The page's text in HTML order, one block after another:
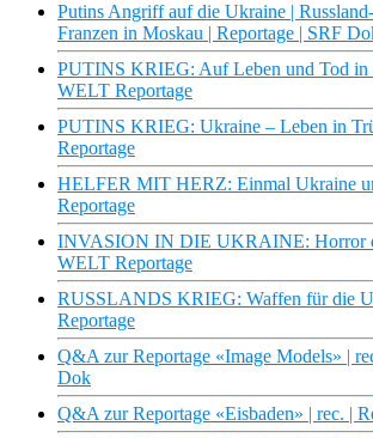
Putins Angriff auf die Ukraine |
Franzen in Moskau | Reportage | SRF
PUTINS KRIEG: Auf Leben und Tod in
WELT Reportage
PUTINS KRIEG: Ukraine – Leben in
Reportage
HELFER MIT HERZ: Einmal Ukraine
Reportage
INVASION IN DIE UKRAINE: Horror
WELT Reportage
RUSSLANDS KRIEG: Waffen für die
Reportage
Q&A zur Reportage «Image Models» |
Dok
Q&A zur Reportage «Eisbaden» | rec. |